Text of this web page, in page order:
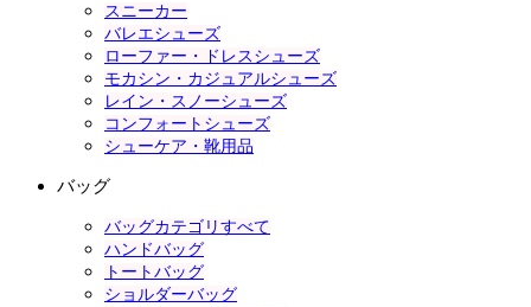
スニーカー
バレエシューズ
ローファー・ドレスシューズ
モカシン・カジュアルシューズ
レイン・スノーシューズ
コンフォートシューズ
シューケア・靴用品
バッグ
バッグカテゴリすべて
ハンドバッグ
トートバッグ
ショルダーバッグ